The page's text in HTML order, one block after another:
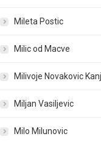
Mileta Postic
Milic od Macve
Milivoje Novakovic
Miljan Vasiljevic
Milo Milunovic